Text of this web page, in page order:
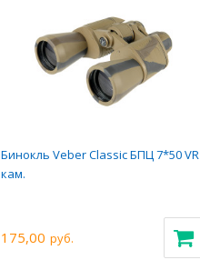
Previous
Бинокль Veber Classic БПЦ 7*50 VR
кам.
175,00 руб.